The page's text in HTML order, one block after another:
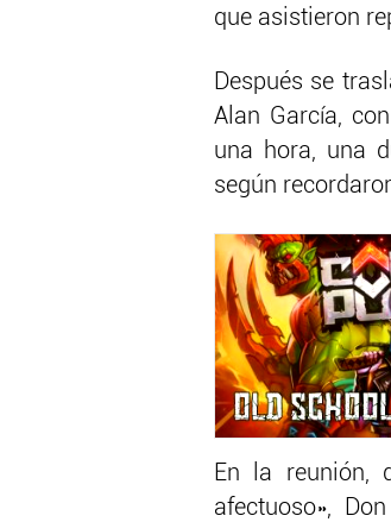
que asistieron
Después se
Alan García,
una hora, una
según
En la reunión,
afectuoso»,